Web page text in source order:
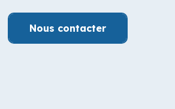
Nous contacter